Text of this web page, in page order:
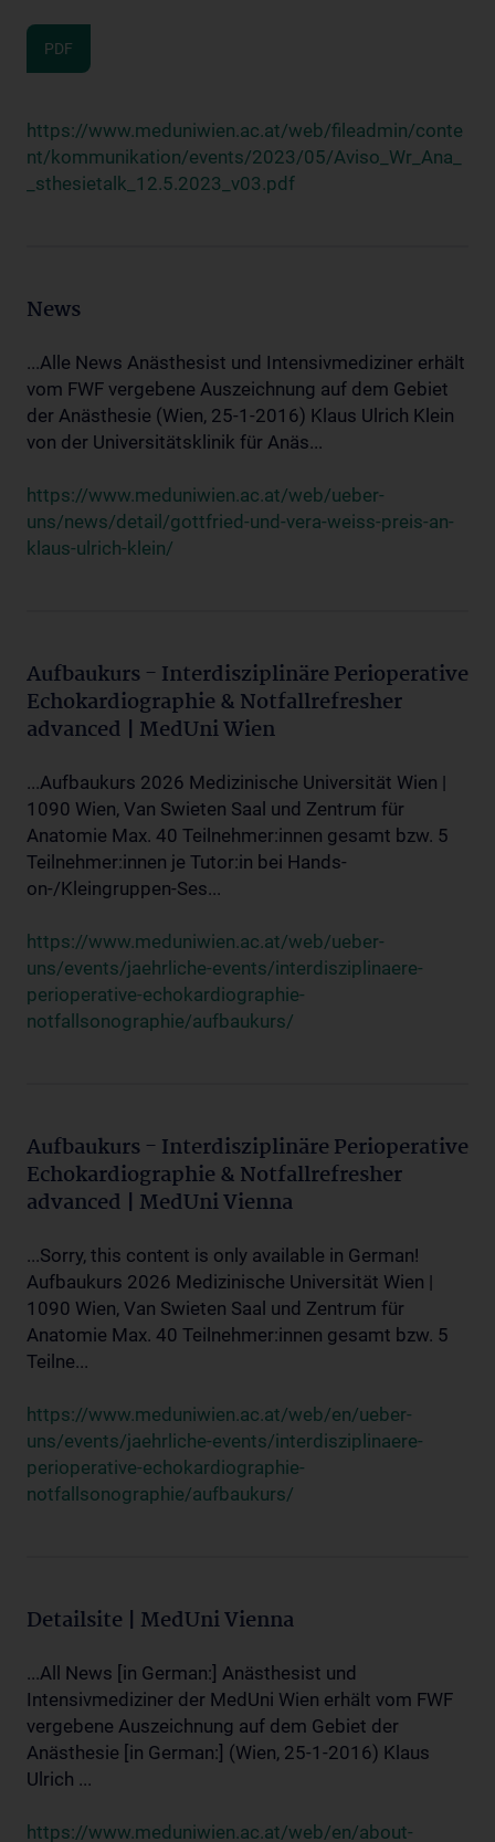
PDF
https://www.meduniwien.ac.at/web/fileadmin/conte
nt/kommunikation/events/2023/05/Aviso_Wr_Ana_
_sthesietalk_12.5.2023_v03.pdf
News
...Alle News Anästhesist und Intensivmediziner erhält
vom FWF vergebene Auszeichnung auf dem Gebiet
der Anästhesie (Wien, 25-1-2016) Klaus Ulrich Klein
von der Universitätsklinik für Anäs...
https://www.meduniwien.ac.at/web/ueber-
uns/news/detail/gottfried-und-vera-weiss-preis-an-
klaus-ulrich-klein/
Aufbaukurs - Interdisziplinäre Perioperative
Echokardiographie & Notfallrefresher
advanced | MedUni Wien
...Aufbaukurs 2026 Medizinische Universität Wien |
1090 Wien, Van Swieten Saal und Zentrum für
Anatomie Max. 40 Teilnehmer:innen gesamt bzw. 5
Teilnehmer:innen je Tutor:in bei Hands-
on-/Kleingruppen-Ses...
https://www.meduniwien.ac.at/web/ueber-
uns/events/jaehrliche-events/interdisziplinaere-
perioperative-echokardiographie-
notfallsonographie/aufbaukurs/
Aufbaukurs - Interdisziplinäre Perioperative
Echokardiographie & Notfallrefresher
advanced | MedUni Vienna
...Sorry, this content is only available in German!
Aufbaukurs 2026 Medizinische Universität Wien |
1090 Wien, Van Swieten Saal und Zentrum für
Anatomie Max. 40 Teilnehmer:innen gesamt bzw. 5
Teilne...
https://www.meduniwien.ac.at/web/en/ueber-
uns/events/jaehrliche-events/interdisziplinaere-
perioperative-echokardiographie-
notfallsonographie/aufbaukurs/
Detailsite | MedUni Vienna
...All News [in German:] Anästhesist und
Intensivmediziner der MedUni Wien erhält vom FWF
vergebene Auszeichnung auf dem Gebiet der
Anästhesie [in German:] (Wien, 25-1-2016) Klaus
Ulrich ...
https://www.meduniwien.ac.at/web/en/about-